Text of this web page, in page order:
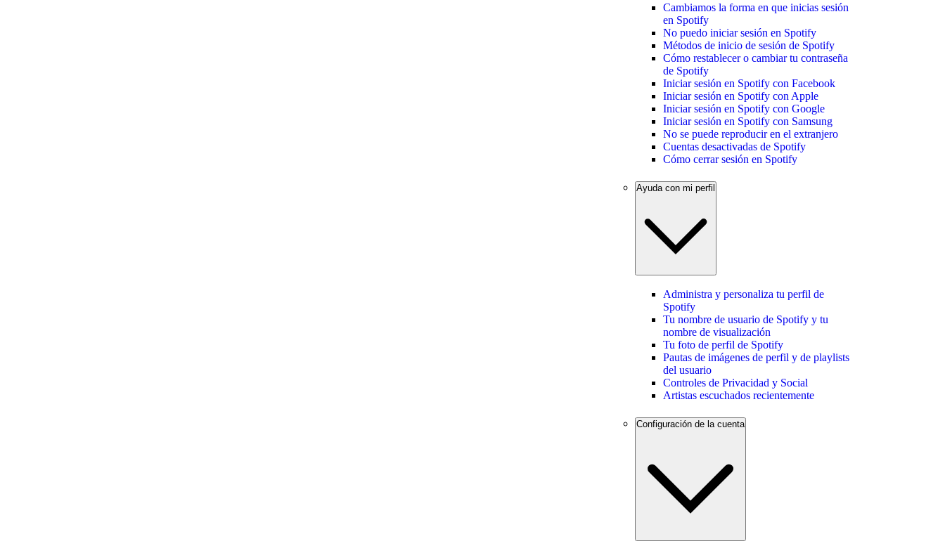
Cambiamos la forma en que inicias sesión
en Spotify
No puedo iniciar sesión en Spotify
Métodos de inicio de sesión de Spotify
Cómo restablecer o cambiar tu contraseña
de Spotify
Iniciar sesión en Spotify con Facebook
Iniciar sesión en Spotify con Apple
Iniciar sesión en Spotify con Google
Iniciar sesión en Spotify con Samsung
No se puede reproducir en el extranjero
Cuentas desactivadas de Spotify
Cómo cerrar sesión en Spotify
Ayuda con mi perfil
Administra y personaliza tu perfil de
Spotify
Tu nombre de usuario de Spotify y tu
nombre de visualización
Tu foto de perfil de Spotify
Pautas de imágenes de perfil y de playlists
del usuario
Controles de Privacidad y Social
Artistas escuchados recientemente
Configuración de la cuenta